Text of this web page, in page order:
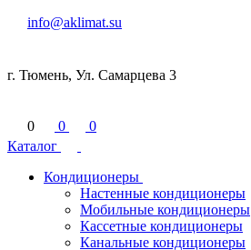
info@aklimat.su
г. Тюмень, Ул. Самарцева 3
0 0
0
Каталог
Кондиционеры
Настенные кондиционеры
Мобильные кондиционеры
Кассетные кондиционеры
Канальные кондиционеры